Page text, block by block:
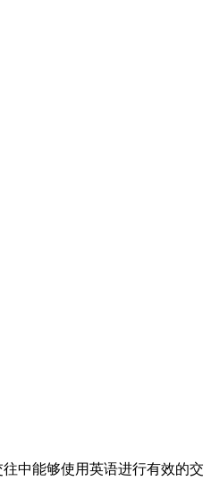
中能够使用英语进行有效的交